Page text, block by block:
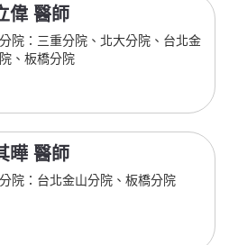
偉 醫師
院：三重分院、北大分院、台北金
、板橋分院
曄 醫師
院：台北金山分院、板橋分院